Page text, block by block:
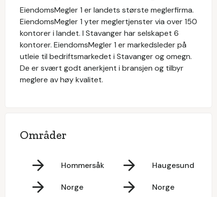
EiendomsMegler 1 er landets største meglerfirma.
EiendomsMegler 1 yter meglertjenster via over 150
kontorer i landet. I Stavanger har selskapet 6
kontorer. EiendomsMegler 1 er markedsleder på
utleie til bedriftsmarkedet i Stavanger og omegn.
De er svært godt anerkjent i bransjen og tilbyr
meglere av høy kvalitet.
Områder
Hommersåk Haugesund
Norge Norge